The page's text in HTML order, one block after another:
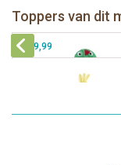
Toppers van dit
€ 39,99
Zoocchini baby badcape -
the Duck
€ 29,99